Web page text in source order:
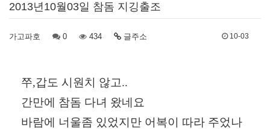
2013년10월03일 참돔 지깅출조
가고파호 0 434 글주소 10-03
쭈,갑도 시원치 않고..
간만에 참돔 다녀 왔네요
바람에 너울좀 있었지만 어복이 따라 주었나